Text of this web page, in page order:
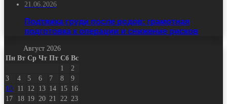
21.06.2026
Подтяжка груди после родов: грамотная
подготовка к операции и снижение рисков
Август 2026
Пн Вт Ср Чт Пт Сб Вс
1
2
3
4 5 6 7 8
9
10
11 12 13 14 15 16
17
18 19 20 21 22 23